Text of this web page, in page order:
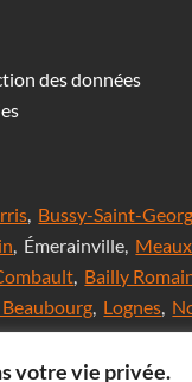
votre vie privée.
des données
, Bussy-Saint-
, Émerainville, Meaux
, Bailly
, Lognes,
Saint Thibault des
, Chalifert, Esbly,